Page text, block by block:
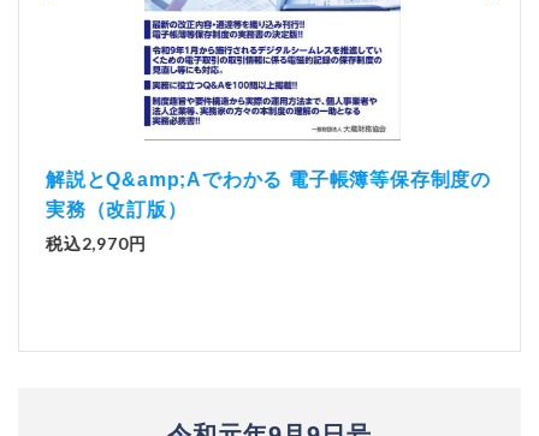
解説とQ&amp;Aでわかる 電子帳簿等保存制度の
実務（改訂版）
税込2,970円